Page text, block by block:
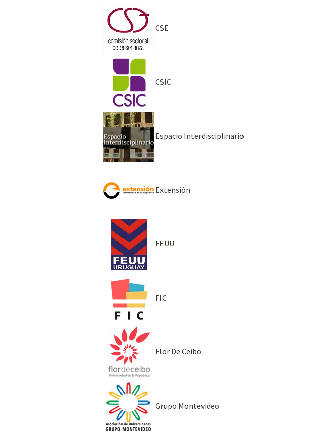
CSE
CSIC
Espacio Interdisciplinario
Extensión
FEUU
FIC
Flor De Ceibo
Grupo Montevideo